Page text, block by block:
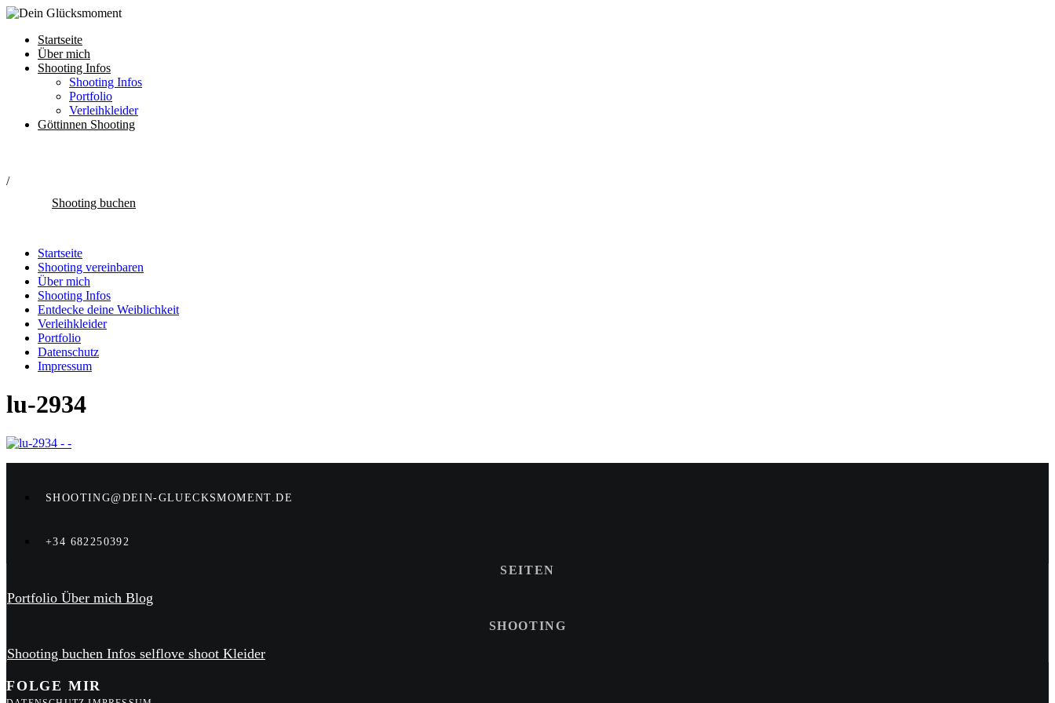
Startseite
Über mich
Shooting Infos
Shooting Infos
Portfolio
Verleihkleider
Göttinnen Shooting
/
Shooting buchen
Startseite
Shooting vereinbaren
Über mich
Shooting Infos
Entdecke deine Weiblichkeit
Verleihkleider
Portfolio
Datenschutz
Impressum
lu-2934
SHOOTING@DEIN-GLUECKSMOMENT.DE
+34 682250392
SEITEN
Portfolio Über mich Blog
SHOOTING
Shooting buchen Infos selflove shoot Kleider
FOLGE MIR